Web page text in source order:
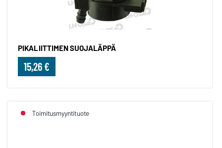
PIKALIITTIMEN SUOJALÄPPÄ
15,26 €
Toimitusmyyntituote